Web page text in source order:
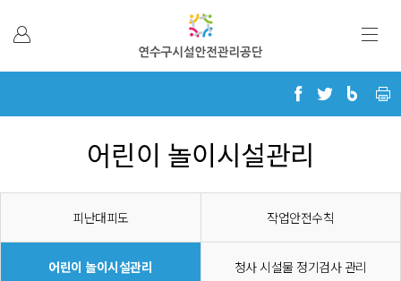
어린이 놀이시설관리
피난대피도 작업안전수칙
어린이 놀이시설관리 청사 시설물 정기검사 관리